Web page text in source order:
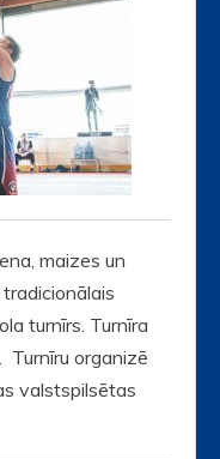
maizes un
turnīrs. Turnīra
Turnīru organizē
valstspilsētas